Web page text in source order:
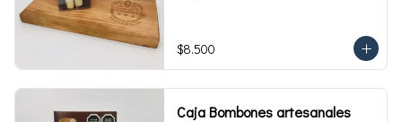
$8.500
Caja Bombones artesanales